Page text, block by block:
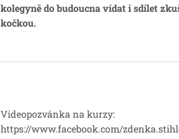
kolegyně do budoucna vídat i sdílet
kočkou.
Videopozvánka na kurzy:
https://www.facebook.com/